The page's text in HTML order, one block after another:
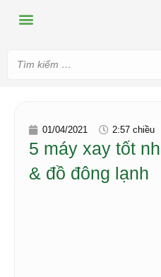
01/04/2021 2:57 chiều
5 máy xay tốt
& đồ đông lạnh